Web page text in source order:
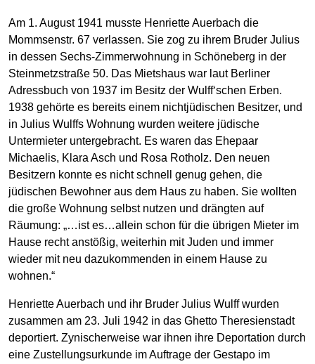
Am 1. August 1941 musste Henriette Auerbach die
Mommsenstr. 67 verlassen. Sie zog zu ihrem Bruder Julius
in dessen Sechs-Zimmerwohnung in Schöneberg in der
Steinmetzstraße 50. Das Mietshaus war laut Berliner
Adressbuch von 1937 im Besitz der Wulff‘schen Erben.
1938 gehörte es bereits einem nichtjüdischen Besitzer, und
in Julius Wulffs Wohnung wurden weitere jüdische
Untermieter untergebracht. Es waren das Ehepaar
Michaelis, Klara Asch und Rosa Rotholz. Den neuen
Besitzern konnte es nicht schnell genug gehen, die
jüdischen Bewohner aus dem Haus zu haben. Sie wollten
die große Wohnung selbst nutzen und drängten auf
Räumung: „…ist es…allein schon für die übrigen Mieter im
Hause recht anstößig, weiterhin mit Juden und immer
wieder mit neu dazukommenden in einem Hause zu
wohnen.“
Henriette Auerbach und ihr Bruder Julius Wulff wurden
zusammen am 23. Juli 1942 in das Ghetto Theresienstadt
deportiert. Zynischerweise war ihnen ihre Deportation durch
eine Zustellungsurkunde im Auftrage der Gestapo im